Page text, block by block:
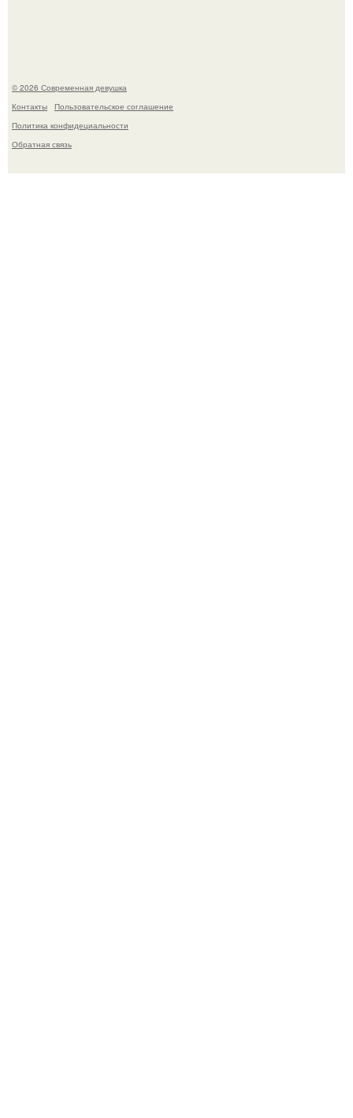
© 2026 Современная девушка
Контакты
Пользовательское соглашение
Политика конфидециальности
Обратная связь